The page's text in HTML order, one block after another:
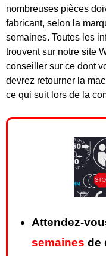
nombreuses pièces
fabricant, selon la
semaines. Toutes les
trouvent sur notre site
conseiller sur ce dont
devrez retourner la
ce qui suit lors de la
Attendez-
semaines de